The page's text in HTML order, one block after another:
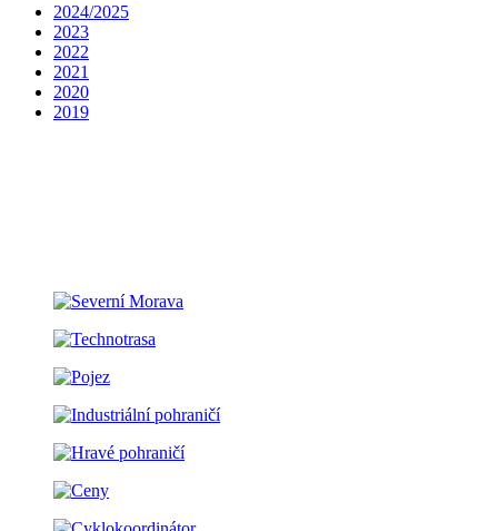
2024/2025
2023
2022
2021
2020
2019